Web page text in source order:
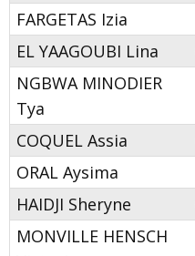
FARGETAS Izia
EL YAAGOUBI Lina
NGBWA MINODIER
Tya
COQUEL Assia
ORAL Aysima
HAIDJI Sheryne
MONVILLE HENSCH